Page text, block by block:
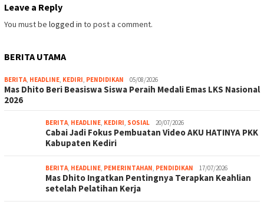
Leave a Reply
You must be logged in to post a comment.
BERITA UTAMA
BERITA, HEADLINE, KEDIRI, PENDIDIKAN 05/08/2026
Mas Dhito Beri Beasiswa Siswa Peraih Medali Emas LKS Nasional
2026
BERITA, HEADLINE, KEDIRI, SOSIAL 20/07/2026
Cabai Jadi Fokus Pembuatan Video AKU HATINYA PKK
Kabupaten Kediri
BERITA, HEADLINE, PEMERINTAHAN, PENDIDIKAN 17/07/2026
Mas Dhito Ingatkan Pentingnya Terapkan Keahlian
setelah Pelatihan Kerja